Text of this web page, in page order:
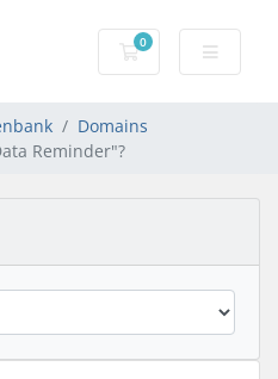
0
Warenkorb
Domains
Reminder"?